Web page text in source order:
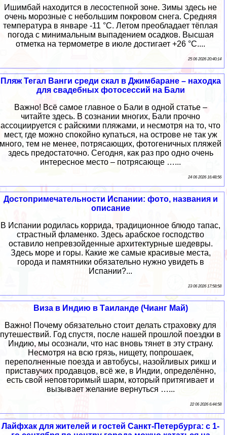
Ишимбай находится в лесостепной зоне. Зимы здесь не
очень морозные с небольшим покровом снега. Средняя
температура в январе -11 °C. Летом преобладает тёплая
погода с минимальным выпадением осадков. Высшая
отметка на термометре в июле достигает +26 °C....
25 06 2026 20:40:14
Пляж Тегал Ванги среди скал в Джимбаране – находка
для свадебных фотосессий на Бали
Важно! Всё самое главное о Бали в одной статье –
читайте здесь. В сознании многих, Бали прочно
ассоциируется с райскими пляжами, и несмотря на то, что
мест, где можно спокойно купаться, на острове не так уж
много, тем не менее, потрясающих, фотогеничных пляжей
здесь предостаточно. Сегодня, как раз про одно очень
интересное место – потрясающе …...
24 06 2026 16:48:56
Достопримечательности Испании: фото, названия и
описание
В Испании родилась коррида, традиционное блюдо тапас,
страстный фламенко. Здесь арабское господство
оставило непревзойденные архитектурные шедевры.
Здесь море и горы. Какие же самые красивые места,
города и памятники обязательно нужно увидеть в
Испании?...
23 06 2026 17:58:58
Виза в Индию в Таиланде (Чианг Май)
Важно! Почему обязательно стоит делать страховку для
путешествий. Год спустя, после нашей прошлой поездки в
Индию, мы осознали, что нас вновь тянет в эту страну.
Несмотря на всю грязь, нищету, попрошаек,
переполненные поезда и автобусы, назойливых рикш и
приставучих продавцов, всё же, в Индии, определённо,
есть свой неповторимый шарм, который притягивает и
вызывает желание вернуться …...
22 06 2026 6:44:58
Лайфхак для жителей и гостей Санкт-Петербурга: с 1-